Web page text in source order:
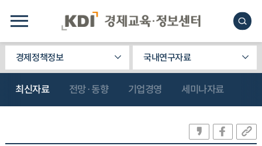
경제정책정보 국내연구자료
최신자료 전망·동향 기업경영 세미나자료